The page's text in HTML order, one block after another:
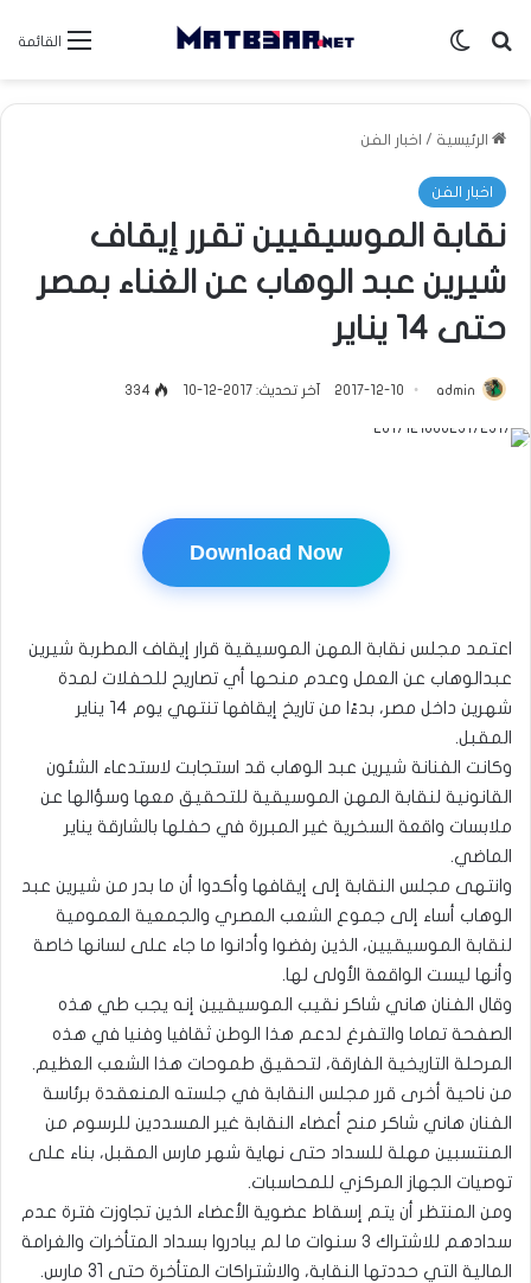
القائمة بحث عنالوضع المظلم
الرئيسية / اخبار الفن
اخبار الفن
نقابة الموسيقيين تقرر إيقاف
شيرين عبد الوهاب عن الغناء بمصر
حتى 14 يناير
admin
2017-12-10 آخر تحديث: 2017-12-10 334
Download Now
اعتمد مجلس نقابة المهن الموسيقية قرار إيقاف المطربة شيرين
عبدالوهاب عن العمل وعدم منحها أي تصاريح للحفلات لمدة
شهرين داخل مصر، بدءًا من تاريخ إيقافها تنتهي يوم ١٤ يناير
المقبل.
وكانت الفنانة شيرين عبد الوهاب قد استجابت لاستدعاء الشئون
القانونية لنقابة المهن الموسيقية للتحقيق معها وسؤالها عن
ملابسات واقعة السخرية غير المبررة في حفلها بالشارقة يناير
الماضي.
وانتهى مجلس النقابة إلى إيقافها وأكدوا أن ما بدر من شيرين عبد
الوهاب أساء إلى جموع الشعب المصري والجمعية العمومية
لنقابة الموسيقيين، الذين رفضوا وأدانوا ما جاء على لسانها خاصة
وأنها ليست الواقعة الأولى لها.
وقال الفنان هاني شاكر نقيب الموسيقيين إنه يجب طي هذه
الصفحة تماما والتفرغ لدعم هذا الوطن ثقافيا وفنيا في هذه
المرحلة التاريخية الفارقة، لتحقيق طموحات هذا الشعب العظيم.
من ناحية أخرى قرر مجلس النقابة في جلسته المنعقدة برئاسة
الفنان هاني شاكر منح أعضاء النقابة غير المسددين للرسوم من
المنتسبين مهلة للسداد حتى نهاية شهر مارس المقبل، بناء على
توصيات الجهاز المركزي للمحاسبات.
ومن المنتظر أن يتم إسقاط عضوية الأعضاء الذين تجاوزت فترة عدم
سدادهم للاشتراك ٣ سنوات ما لم يبادروا بسداد المتأخرات والغرامة
المالية التي حددتها النقابة، والاشتراكات المتأخرة حتى 31 مارس.